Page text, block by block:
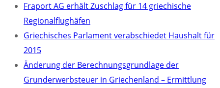
Fraport AG erhält Zuschlag für 14 griechische
Regionalflughäfen
Griechisches Parlament verabschiedet Haushalt für
2015
Änderung der Berechnungsgrundlage der
Grunderwerbsteuer in Griechenland – Ermittlung